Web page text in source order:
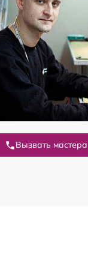
Вызвать мастера